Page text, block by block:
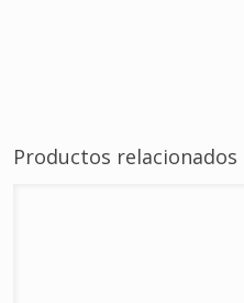
Productos relacionados